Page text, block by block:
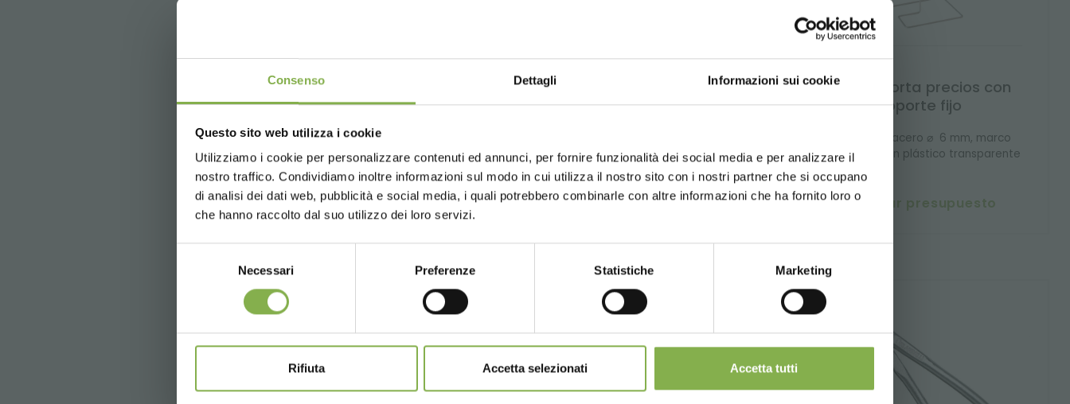
Consenso Dettagli Informazioni sui cookie
Questo sito web utilizza i cookie
Utilizziamo i cookie per personalizzare contenuti ed annunci, per fornire funzionalità dei social media e per analizzare il
nostro traffico. Condividiamo inoltre informazioni sul modo in cui utilizza il nostro sito con i nostri partner che si occupano
di analisi dei dati web, pubblicità e social media, i quali potrebbero combinarle con altre informazioni che ha fornito loro o
che hanno raccolto dal suo utilizzo dei loro servizi.
Necessari Preferenze Statistiche Marketing
Rifiuta Accetta selezionati Accetta tutti
Bandeja para carro dc
las plantas sobre los carritos.
solicitar presupuesto
Etiqueta indicadora de
precios
solicitar presupuesto
Marco porta precios con
soporte fijo
Suporte en acero ⌀ 6 mm, marco
formato A4 en plástico transparente
solicitar presupuesto
UNITED STATES ENGLISH
CONTINUE